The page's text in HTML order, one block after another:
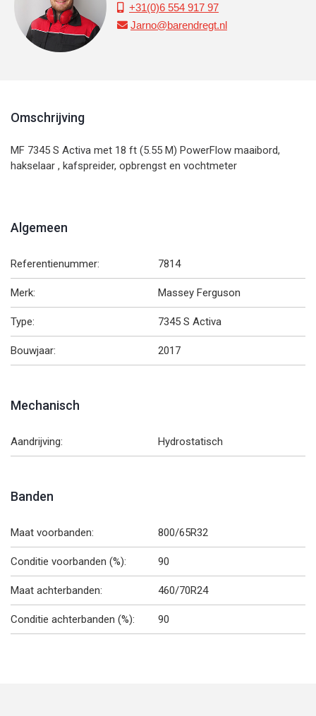
Omschrijving
MF 7345 S Activa met 18 ft (5.55 M) PowerFlow maaibord,
hakselaar , kafspreider, opbrengst en vochtmeter
Algemeen
Referentienummer: 7814
Merk: Massey Ferguson
Type: 7345 S Activa
Bouwjaar: 2017
Mechanisch
Aandrijving: Hydrostatisch
Banden
Maat voorbanden: 800/65R32
Conditie voorbanden (%): 90
Maat achterbanden: 460/70R24
Conditie achterbanden (%): 90
 +31(0)6 554 917 97
 Jarno@barendregt.nl